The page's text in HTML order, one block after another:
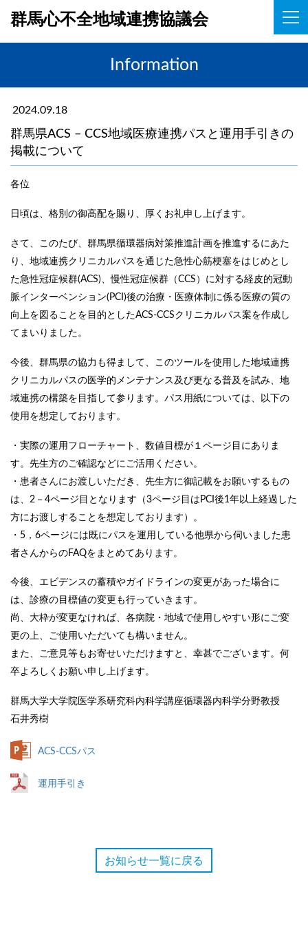
群馬心不全地域連携協議会
Information
2024.09.18
群馬県ACS – CCS地域医療連携パスと運用手引きの
掲載について
各位
日頃は、格別の御高配を賜り、厚くお礼申し上げます。
さて、このたび、群馬県循環器病対策推進計画を推進するにあた
り、地域連携クリニカルパスを通じた急性心筋梗塞をはじめとし
た急性冠症候群(ACS)、慢性冠症候群（CCS）に対する経皮的冠動
脈インターベンション(PCI)後の治療・医療体制に係る医療の質の
向上を図ることを目的としたACS-CCSクリニカルパス案を作成し
てまいりました。
今後、群馬県の協力も得まして、このツールを使用した地域連携
クリニカルパスの医学的メンテナンス及び更なる普及を試み、地
域連携の構築を目指して参ります。パス用紙については、以下の
使用を想定しております。
・実際の運用フローチャート、数値目標が１ページ目にありま
す。先生方のご確認などにご活用ください。
・患者さんにお渡しいただき、先生方に御記載をお願いするもの
は、2－4ページ目となります（3ページ目はPCI後1年以上経過した
方にお渡しすることを想定しております）。
・5，6ページには既にパスを運用している他県から伺いました患
者さんからのFAQをまとめてあります。
今後、エビデンスの蓄積やガイドラインの変更があった場合に
は、診療の目標値の変更も行っていきます。
尚、大枠が変更なければ、各病院・地域で使用しやすい形にご変
更の上、ご使用いただいても構いません。
また、ご意見等もお寄せいただけますと、幸甚でございます。何
卒よろしくお願い申し上げます。
群馬大学大学院医学系研究科内科学講座循環器内科学分野教授
石井秀樹
ACS-CCSパス
運用手引き
お知らせ一覧に戻る